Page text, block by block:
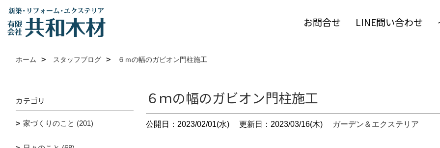
お問合せ LINE問い合わせ
ホーム スタッフブログ ６ｍの幅のガビオン門柱施工
６ｍの幅のガビオン門柱施工
公開日：2023/02/01(水) 更新日：2023/03/16(木) ガーデン＆エクステリア
カテゴリ
家づくりのこと (201)